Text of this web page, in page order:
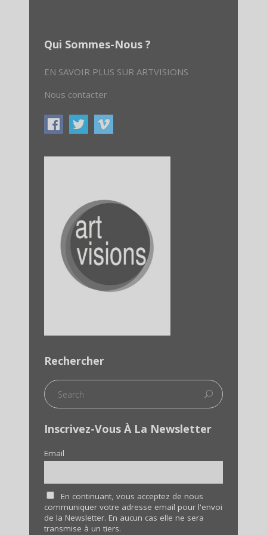
Qui Sommes-Nous ?
EN SAVOIR PLUS SUR ARTVISIONS
Nous contacter
Rechercher
Inscrivez-Vous À La Newsletter
Email
En continuant, vous acceptez de nous
communiquer votre adresse email pour l'envoi
de la Newsletter. En aucun cas elle ne sera
transmise à un tiers.